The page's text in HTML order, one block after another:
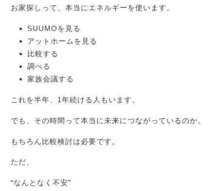
お家探しって、本当にエネルギーを使います。
SUUMOを見る
アットホームを見る
比較する
調べる
家族会議する
これを半年、1年続ける人もいます。
でも、その時間って本当に未来につながっているのか。
もちろん比較検討は必要です。
ただ、
“なんとなく不安”